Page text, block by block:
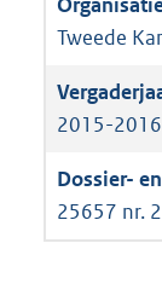
Tweede
2015-2016
25657 nr.